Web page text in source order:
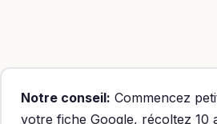
Notre conseil: Commencez
votre fiche Google, récoltez 10